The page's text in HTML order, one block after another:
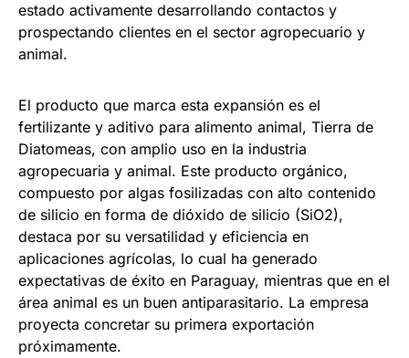
estado activamente desarrollando contactos y
prospectando clientes en el sector agropecuario y
animal.
El producto que marca esta expansión es el
fertilizante y aditivo para alimento animal, Tierra de
Diatomeas, con amplio uso en la industria
agropecuaria y animal. Este producto orgánico,
compuesto por algas fosilizadas con alto contenido
de silicio en forma de dióxido de silicio (SiO2),
destaca por su versatilidad y eficiencia en
aplicaciones agrícolas, lo cual ha generado
expectativas de éxito en Paraguay, mientras que en el
área animal es un buen antiparasitario. La empresa
proyecta concretar su primera exportación
próximamente.